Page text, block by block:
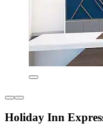
Holiday Inn